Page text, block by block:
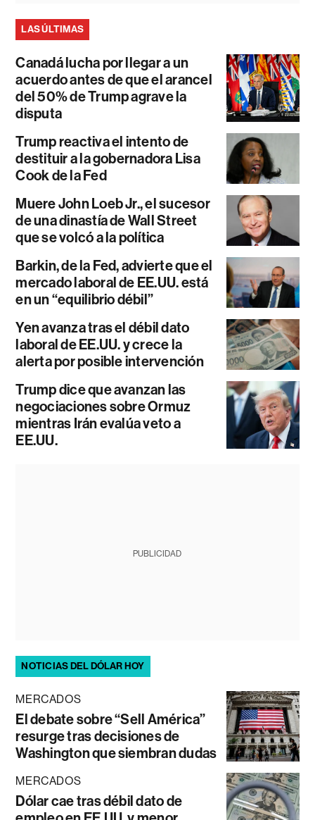
LAS ÚLTIMAS
Canadá lucha por llegar a un
acuerdo antes de que el arancel
del 50% de Trump agrave la
disputa
Trump reactiva el intento de
destituir a la gobernadora Lisa
Cook de la Fed
Muere John Loeb Jr., el sucesor
de una dinastía de Wall Street
que se volcó a la política
Barkin, de la Fed, advierte que el
mercado laboral de EE.UU. está
en un “equilibrio débil”
Yen avanza tras el débil dato
laboral de EE.UU. y crece la
alerta por posible intervención
Trump dice que avanzan las
negociaciones sobre Ormuz
mientras Irán evalúa veto a
EE.UU.
PUBLICIDAD
NOTICIAS DEL DÓLAR HOY
MERCADOS
El debate sobre “Sell América”
resurge tras decisiones de
Washington que siembran dudas
MERCADOS
Dólar cae tras débil dato de